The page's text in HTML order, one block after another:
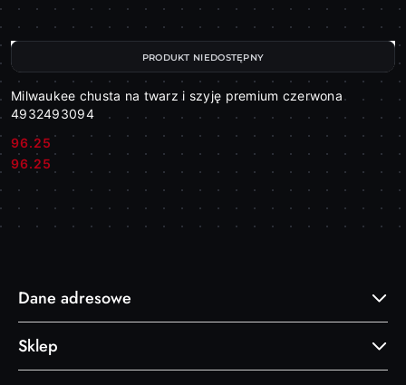
Milwaukee chusta na twarz i szyję premium czerwona
4932493094
Cena:
96.25
Cena:
96.25
PRODUKT NIEDOSTĘPNY
Dane adresowe
Sklep